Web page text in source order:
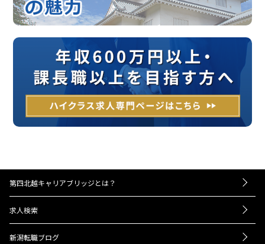
第四北越キャリアブリッジとは？
－UIターンをお考えの方へ
求人検索
新潟転職ブログ